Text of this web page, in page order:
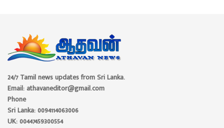
24/7 Tamil news updates from Sri Lanka.
Email: athavaneditor@gmail.com
Phone
Sri Lanka: 0094114063006
UK: 00447459300554